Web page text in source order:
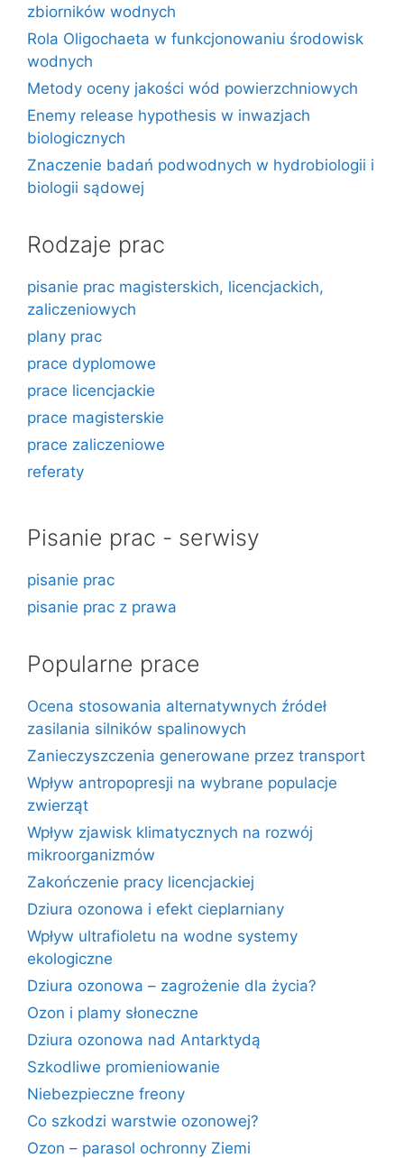
zbiorników wodnych
Rola Oligochaeta w funkcjonowaniu środowisk
wodnych
Metody oceny jakości wód powierzchniowych
Enemy release hypothesis w inwazjach
biologicznych
Znaczenie badań podwodnych w hydrobiologii i
biologii sądowej
Rodzaje prac
pisanie prac magisterskich, licencjackich,
zaliczeniowych
plany prac
prace dyplomowe
prace licencjackie
prace magisterskie
prace zaliczeniowe
referaty
Pisanie prac - serwisy
pisanie prac
pisanie prac z prawa
Popularne prace
Ocena stosowania alternatywnych źródeł
zasilania silników spalinowych
Zanieczyszczenia generowane przez transport
Wpływ antropopresji na wybrane populacje
zwierząt
Wpływ zjawisk klimatycznych na rozwój
mikroorganizmów
Zakończenie pracy licencjackiej
Dziura ozonowa i efekt cieplarniany
Wpływ ultrafioletu na wodne systemy
ekologiczne
Dziura ozonowa – zagrożenie dla życia?
Ozon i plamy słoneczne
Dziura ozonowa nad Antarktydą
Szkodliwe promieniowanie
Niebezpieczne freony
Co szkodzi warstwie ozonowej?
Ozon – parasol ochronny Ziemi